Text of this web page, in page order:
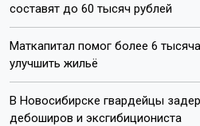
составят до 60 тысяч рублей
Маткапитал помог более 6
улучшить жильё
В Новосибирске гвардейцы
дебоширов и эксгибициониста